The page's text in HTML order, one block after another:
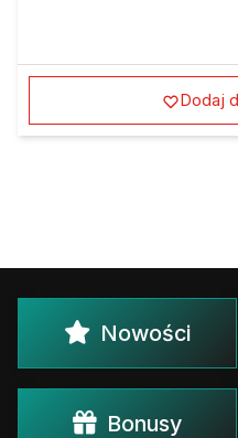
Dodaj
Nowości
Bonusy